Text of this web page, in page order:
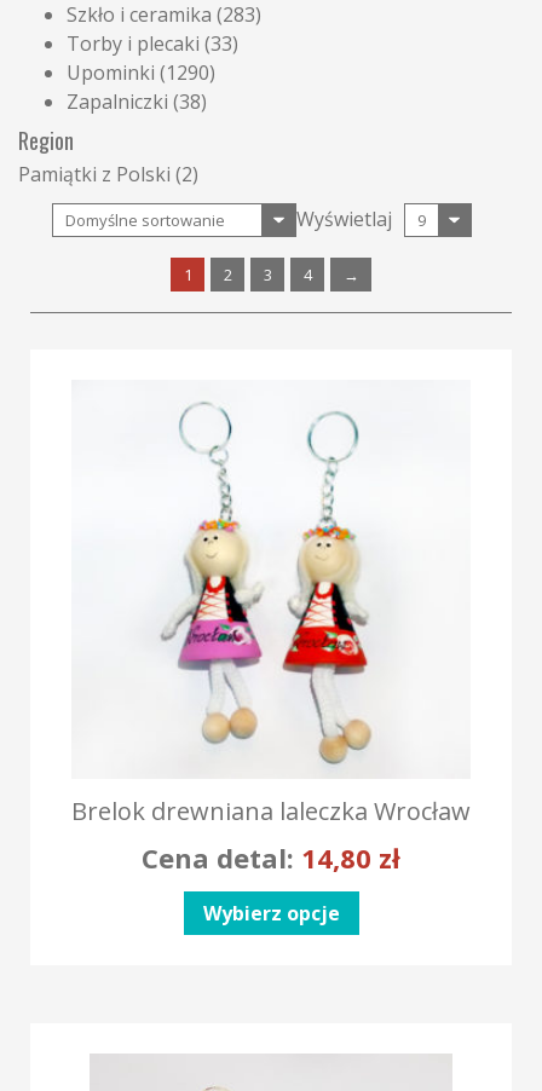
Szkło i ceramika (283)
Torby i plecaki (33)
Upominki (1290)
Zapalniczki (38)
Region
Pamiątki z Polski (2)
Wyświetlaj
1 2 3 4 →
Brelok drewniana laleczka Wrocław
Cena detal: 14,80 zł
Wybierz opcje